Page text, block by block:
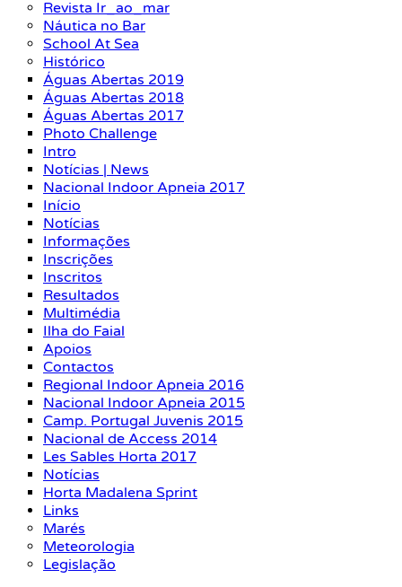
Revista Ir_ao_mar
Náutica no Bar
School At Sea
Histórico
Águas Abertas 2019
Águas Abertas 2018
Águas Abertas 2017
Photo Challenge
Intro
Notícias | News
Nacional Indoor Apneia 2017
Início
Notícias
Informações
Inscrições
Inscritos
Resultados
Multimédia
Ilha do Faial
Apoios
Contactos
Regional Indoor Apneia 2016
Nacional Indoor Apneia 2015
Camp. Portugal Juvenis 2015
Nacional de Access 2014
Les Sables Horta 2017
Notícias
Horta Madalena Sprint
Links
Marés
Meteorologia
Legislação